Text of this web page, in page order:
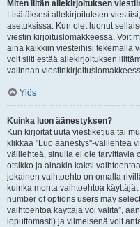
Miten liitän allekirjoituksen
Lisätäksesi allekirjoituksen
asetuksissa. Kun olet luonut
viestin kirjoituslomakkeessa. Voit
aina kaikkiin viesteihisi tekemällä
voit silti estää allekirjoituksen
valinnan
Ylös
Kuinka luon äänestyksen?
Kun kirjoitat uuta viestiketjua tai
klikkaa "Luo äänestys"-välilehteä
välilehteä, sinulla ei ole tarvittavia
otsikko ja ainakin kaksi
jokainen vaihtoehto on omalla
kuinka monta vaihtoehtoa
number of options users may
vaihtoehtoa käyttäjä voi valita”,
loputtomasti) ja viimeisenä voit